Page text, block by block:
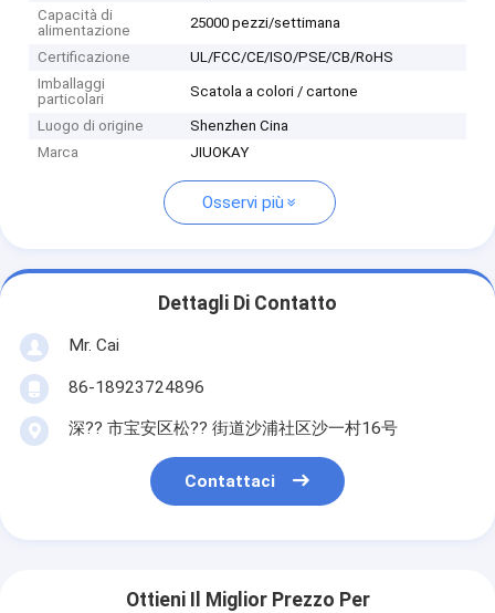
Capacità di
alimentazione
25000 pezzi/settimana
Certificazione
UL/FCC/CE/ISO/PSE/CB/RoHS
Imballaggi
particolari
Scatola a colori / cartone
Luogo di origine
Shenzhen Cina
Marca
JIUOKAY
Osservi più
Dettagli Di Contatto
Mr. Cai
86-18923724896
深?? 市宝安区松?? 街道沙浦社区沙一村16号
Contattaci
Ottieni Il Miglior Prezzo Per